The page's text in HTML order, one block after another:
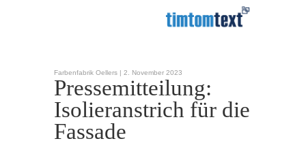
Farbenfabrik Oellers | 2. November 2023
Pressemitteilung:
Isolieranstrich für die
Fassade